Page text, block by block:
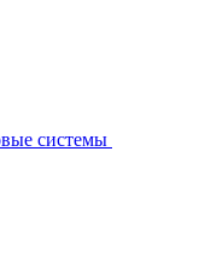
системы